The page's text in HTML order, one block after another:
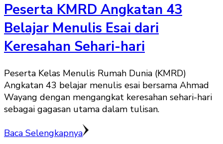
Peserta KMRD Angkatan 43
Belajar Menulis Esai dari
Keresahan Sehari-hari
Peserta Kelas Menulis Rumah Dunia (KMRD)
Angkatan 43 belajar menulis esai bersama Ahmad
Wayang dengan mengangkat keresahan sehari-hari
sebagai gagasan utama dalam tulisan.
Baca Selengkapnya